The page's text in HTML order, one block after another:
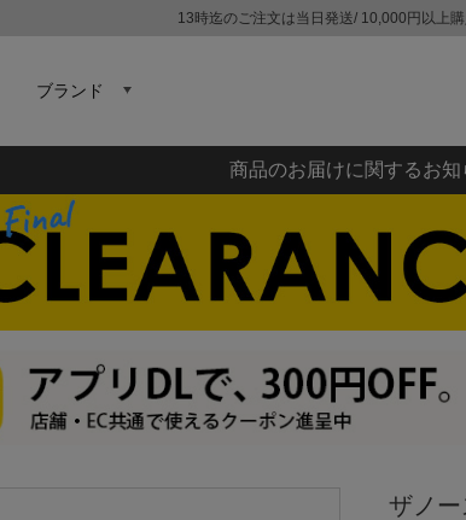
13時迄のご注文は当日発送/ 10,000円以上
ブランド
商品のお届けに関するお知
ザノ